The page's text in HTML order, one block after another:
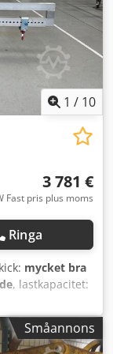
1 / 10
3 781 €
Fast pris plus moms
Ringa
mycket bra
, lastkapacitet:
aluminium har
3x3, märke
Småannons